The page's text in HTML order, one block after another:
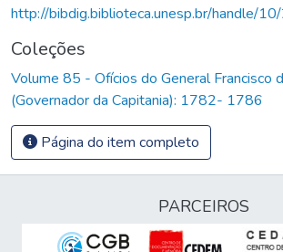
http://bibdig.biblioteca.unesp.br/handle/
Coleções
Volume 85 - Ofícios do General Francisco
(Governador da Capitania): 1782- 1786
Página do item completo
PARCEIROS